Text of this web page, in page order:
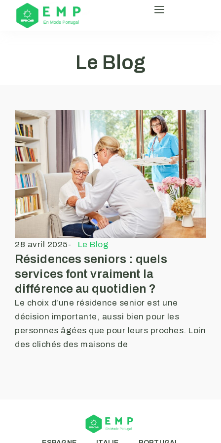
Le Blog
28 avril 2025- Le Blog
Résidences seniors : quels
services font vraiment la
différence au quotidien ?
Le choix d’une résidence senior est une
décision importante, aussi bien pour les
personnes âgées que pour leurs proches. Loin
des clichés des maisons de